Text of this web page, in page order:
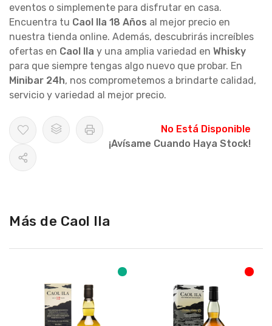
eventos o simplemente para disfrutar en casa.
Encuentra tu Caol Ila 18 Años al mejor precio en
nuestra tienda online. Además, descubrirás increíbles
ofertas en Caol Ila y una amplia variedad en Whisky
para que siempre tengas algo nuevo que probar. En
Minibar 24h, nos comprometemos a brindarte calidad,
servicio y variedad al mejor precio.
No Está Disponible
¡Avísame Cuando Haya Stock!
Más de Caol Ila